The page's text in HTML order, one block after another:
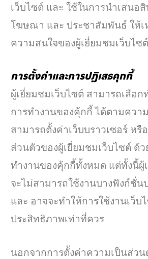
เว็บไซต์ และ ใช้ในการนำเสนอ
โฆษณา และ ประชาสัมพันธ์ ให้
ความสนใจของผู้เยี่ยมชมเว็บไซ
การตั้งค่าและการปฏิเสธคุกกี้
ผู้เยี่ยมชมเว็บไซต์ สามารถเลือก
การทำงานของคุ้กกี้ ได้ตามควา
สามารถตั้งค่าเว็บบราวเซอร์ หรื
ส่วนตัวของผู้เยี่ยมชมเว็บไซต์ ด้
ทำงานของคุ้กกี้ทั้งหมด แต่ทั้งนี้ผู้
จะไม่สามารถใช้งานบางฟังก์ชั่น
และ อาจจะทำให้การใช้งานเว็บ
ประสิทธิภาพเท่าที่ควร
นอกจากการตั้งค่าความเป็นส่ว